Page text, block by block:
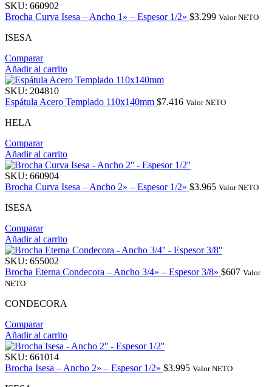
SKU: 660902
Brocha Curva Isesa – Ancho 1» – Espesor 1/2» $3.299 Valor NETO
ISESA
Comparar
Añadir al carrito
SKU: 204810
Espátula Acero Templado 110x140mm $7.416 Valor NETO
HELA
Comparar
Añadir al carrito
SKU: 660904
Brocha Curva Isesa – Ancho 2» – Espesor 1/2» $3.965 Valor NETO
ISESA
Comparar
Añadir al carrito
SKU: 655002
Brocha Eterna Condecora – Ancho 3/4» – Espesor 3/8» $607 Valor
NETO
CONDECORA
Comparar
Añadir al carrito
SKU: 661014
Brocha Isesa – Ancho 2» – Espesor 1/2» $3.995 Valor NETO